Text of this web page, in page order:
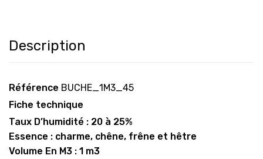
Description
Référence BUCHE_1M3_45
Fiche technique
Taux D’humidité : 20 à 25%
Essence : charme, chêne, frêne et hêtre
Volume En M3 : 1 m3